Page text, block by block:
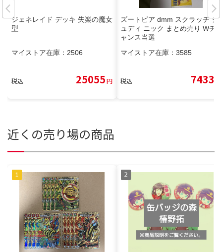
ジェネレイド デッキ 失楽の魔女
型
マイストア在庫： 2506
税込 25055円
ズートピア dmm スクラッチ ジ
ュディ ニック まとめ売り Wチ
ャンス当選
マイストア在庫： 3585
税込 7433
近くの売り場の商品